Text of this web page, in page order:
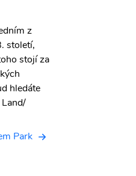
z
století,
stojí za
hledáte
Park